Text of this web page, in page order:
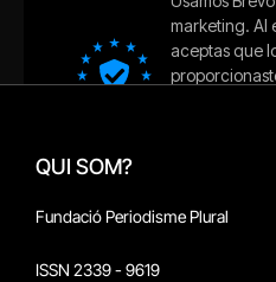
QUI SOM?
Fundació Periodisme Plural
ISSN 2339 - 9619